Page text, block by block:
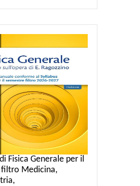
Fisica Generale per il
filtro Medicina,